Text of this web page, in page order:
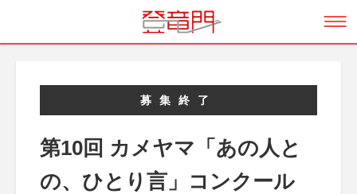
募集終了
第10回 カメヤマ「あの人と
の、ひとり言」コンクール